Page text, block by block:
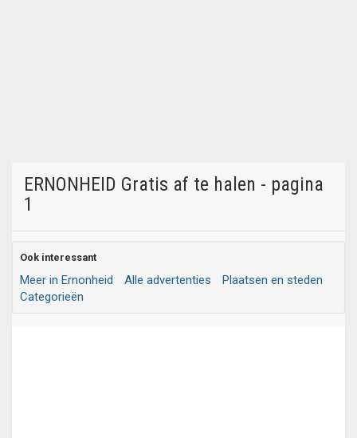
ERNONHEID Gratis af te halen - pagina
1
Ook interessant
Meer in Ernonheid Alle advertenties
Plaatsen en steden
Categorieën